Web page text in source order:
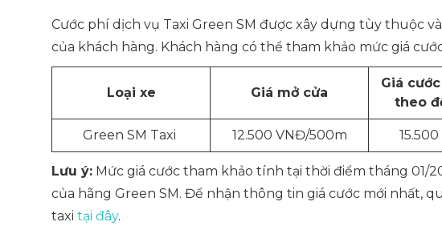
Cước phí dịch vụ Taxi Green SM được xây dựng tùy thuộc
của khách hàng. Khách hàng có thể tham khảo mức giá
Loại xe Giá mở cửa
Giá
theo
Green SM Taxi 12.500 VNĐ/500m
Lưu ý: Mức giá cước tham khảo tính tại thời điểm tháng 01/
của hãng Green SM. Để nhận thông tin giá cước mới nhất,
taxi tại đây.